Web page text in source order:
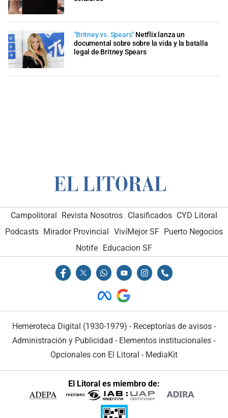
"Britney vs. Spears" Netflix lanza un
documental sobre sobre la vida y la batalla
legal de Britney Spears
Campolitoral Revista Nosotros Clasificados CYD Litoral
Podcasts Mirador Provincial VivíMejor SF Puerto Negocios
Notife
Educacion SF
Hemeroteca Digital (1930-1979) - Receptorías de avisos -
Administración y Publicidad - Elementos institucionales -
Opcionales con El Litoral - MediaKit
El Litoral es miembro de: